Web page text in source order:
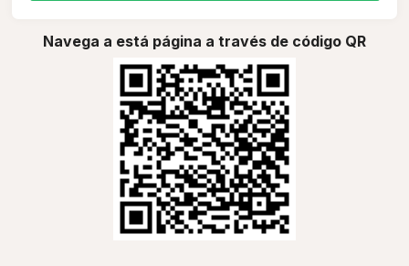
Navega a está página a través de código QR